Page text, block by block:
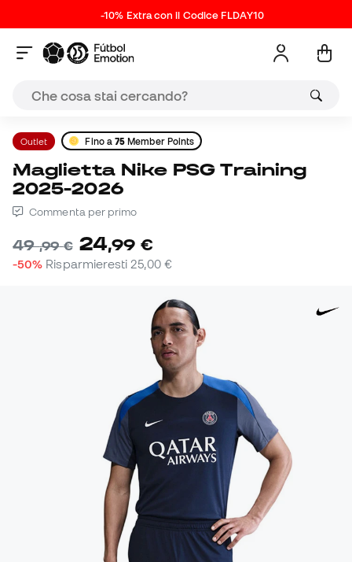
-10% Extra con il Codice FLDAY10
Outlet Fino a75 Member Points
Maglietta Nike PSG Training
2025-2026
Commenta per primo
49,99 € 24,99 €
-50% Risparmieresti 25,00 €